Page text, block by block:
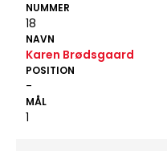
NUMMER
18
NAVN
Karen Brødsgaard
POSITION
-
MÅL
1